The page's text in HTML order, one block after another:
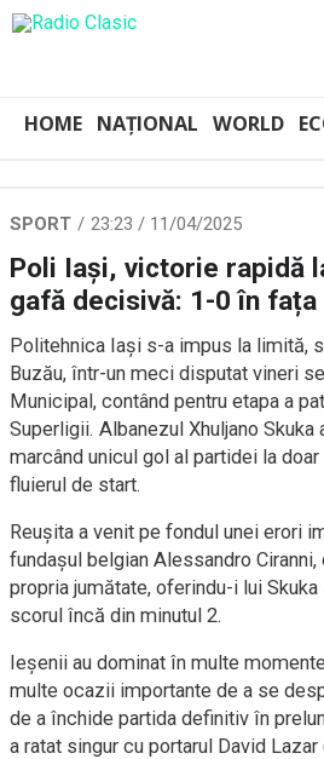
HOME NAȚIONAL WORLD
SPORT 23:23 / 11/04/2025
Poli Iași, victorie rapidă
gafă decisivă: 1-0 în fața
Politehnica Iași s-a impus la limită,
Buzău, într-un meci disputat vineri
Municipal, contând pentru etapa a
Superligii. Albanezul Xhuljano
marcând unicul gol al partidei la
fluierul de start.
Reușita a venit pe fondul unei erori
fundașul belgian Alessandro
propria jumătate, oferindu-i lui
scorul încă din minutul 2.
Ieșenii au dominat în multe
multe ocazii importante de a se
de a închide partida definitiv în
a ratat singur cu portarul David Lazar